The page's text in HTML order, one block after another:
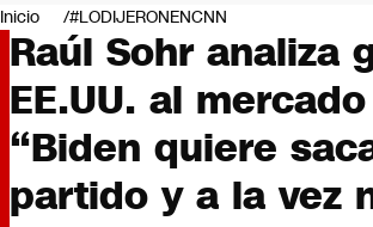
Negocios
Deportes
Programas completos
Cultura
Servicios
Bits
CNN tiempo
Inicio #LODIJERONENCNN
Raúl Sohr analiza
EE.UU. al
“Biden quiere
partido y a la vez